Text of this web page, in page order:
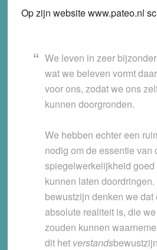
Op zijn website www.pateo.nl
We leven in zeer
wat we beleven vormt
voor ons, zodat we ons
kunnen doorgronden.
We hebben echter een
nodig om de essentie van
spiegelwerkelijkheid goed
kunnen laten
bewustzijn denken we dat
absolute realiteit is, die
zouden kunnen
dit het verstands